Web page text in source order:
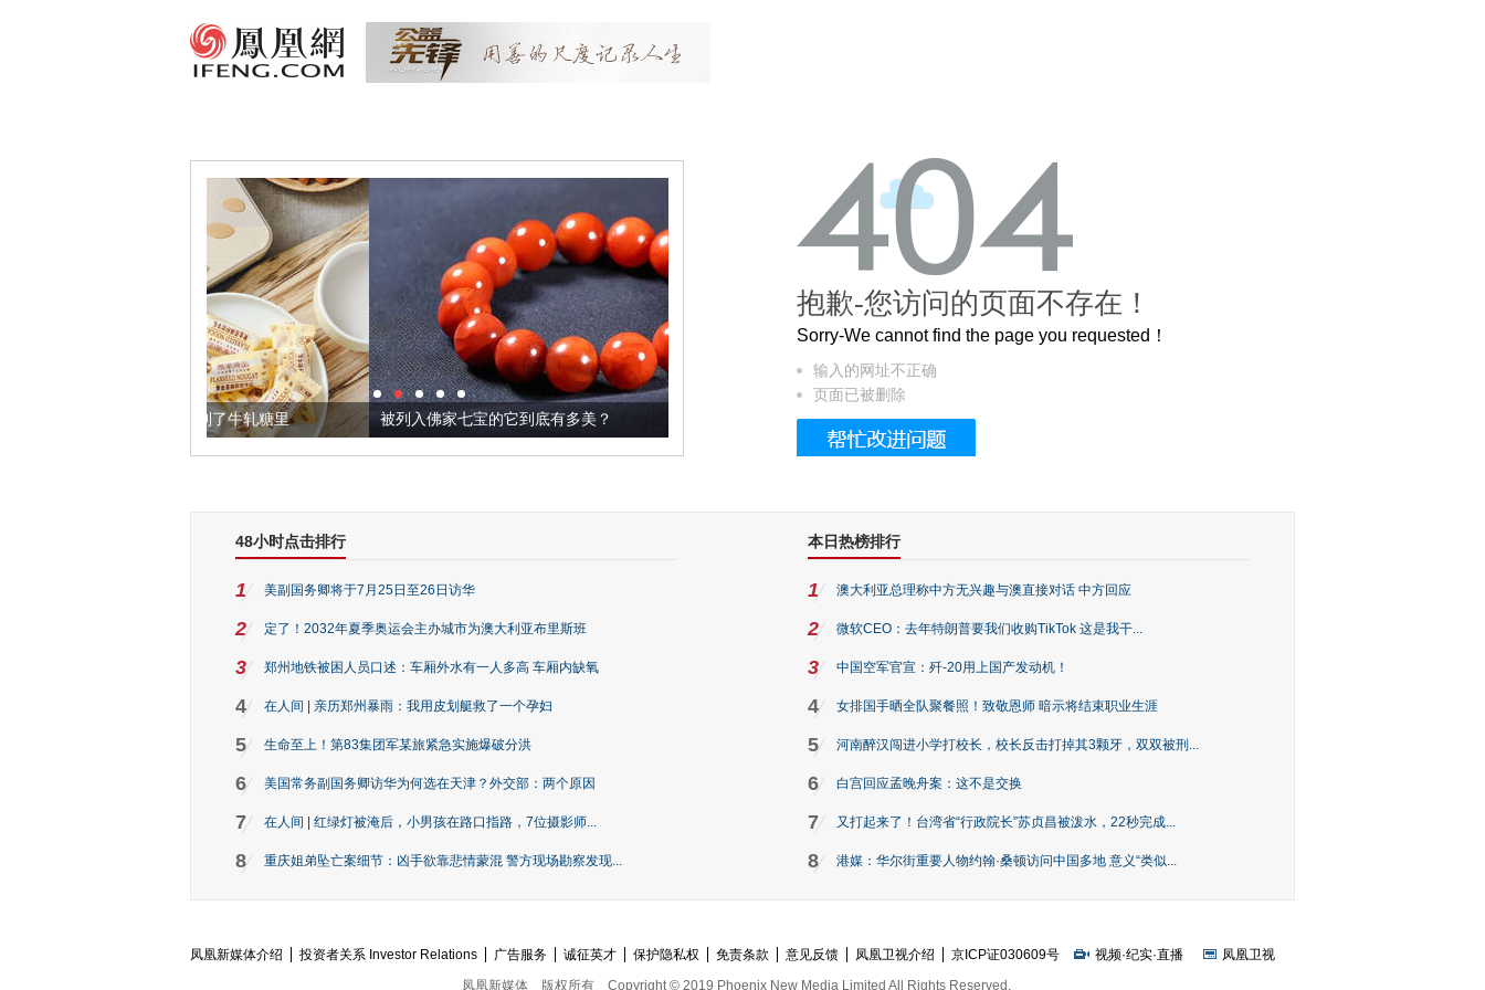
被列入佛家七宝的它到底有多美？ 这个3.2米的长卷，还原了600岁的紫禁城
抱歉-您访问的页面不存在！
Sorry-We cannot find the page you requested！
输入的网址不正确
页面已被删除
48小时点击排行
1 美副国务卿将于7月25日至26日访华
2 定了！2032年夏季奥运会主办城市为澳大利亚布里斯班
3 郑州地铁被困人员口述：车厢外水有一人多高 车厢内缺氧
4 在人间 | 亲历郑州暴雨：我用皮划艇救了一个孕妇
5 生命至上！第83集团军某旅紧急实施爆破分洪
6 美国常务副国务卿访华为何选在天津？外交部：两个原因
7 在人间 | 红绿灯被淹后，小男孩在路口指路，7位摄影师...
8 重庆姐弟坠亡案细节：凶手欲靠悲情蒙混 警方现场勘察发现...
本日热榜排行
1 澳大利亚总理称中方无兴趣与澳直接对话 中方回应
2 微软CEO：去年特朗普要我们收购TikTok 这是我干...
3 中国空军官宣：歼-20用上国产发动机！
4 女排国手晒全队聚餐照！致敬恩师 暗示将结束职业生涯
5 河南醉汉闯进小学打校长，校长反击打掉其3颗牙，双双被刑...
6 白宫回应孟晚舟案：这不是交换
7 又打起来了！台湾省“行政院长”苏贞昌被泼水，22秒完成...
8 港媒：华尔街重要人物约翰·桑顿访问中国多地 意义“类似...
凤凰新媒体介绍 投资者关系 Investor Relations 广告服务 诚征英才 保护隐私权 免责条款 意见反馈 凤凰卫视介绍 京ICP证030609号 视频·纪实·直播
凤凰卫视
凤凰新媒体
版权所有 Copyright © 2019 Phoenix New Media Limited All Rights Reserved.